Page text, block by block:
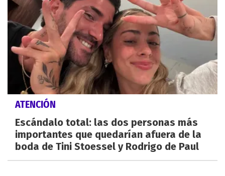
ATENCIÓN
Escándalo total: las dos personas más
importantes que quedarían afuera de la
boda de Tini Stoessel y Rodrigo de Paul